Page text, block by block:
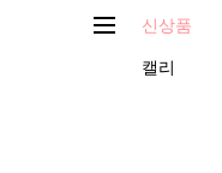
신상품
캘리